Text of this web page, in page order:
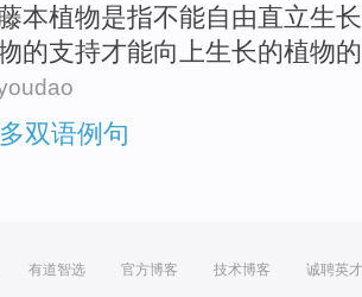
本植物是指不能自由直立生长
的支持才能向上生长的植物
双语例句
有道智选 官方博客 技术博客 诚聘英才